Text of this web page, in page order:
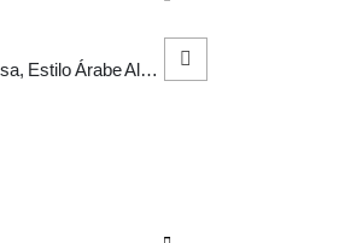
Cojín Suelo, Cuadrado con Asa, Estilo Árabe Algodón, Reposapiés